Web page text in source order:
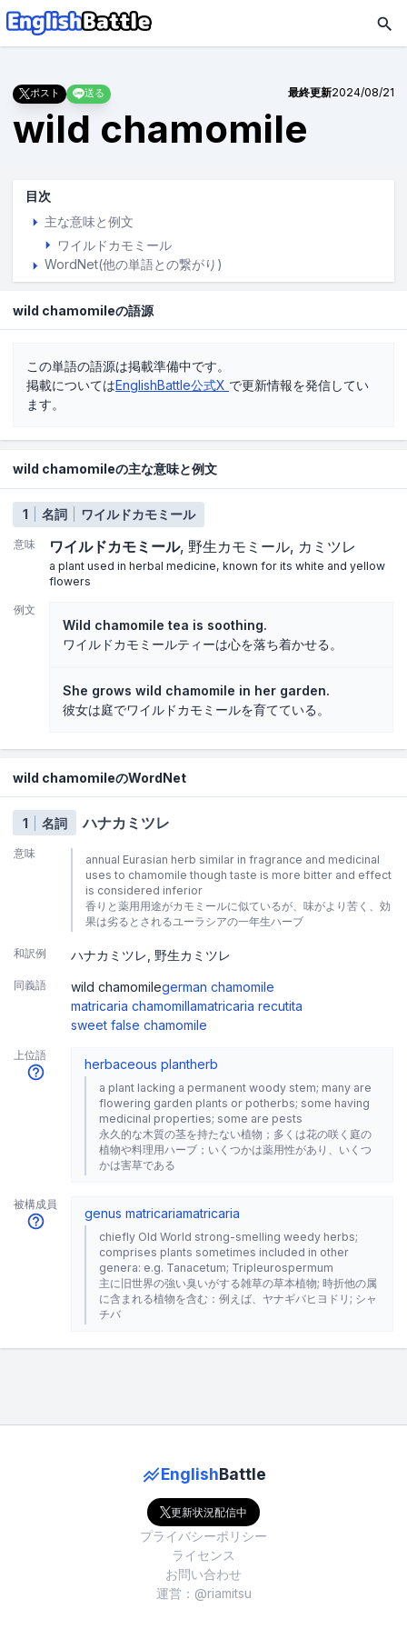
ポスト 送る 最終更新2024/08/21
wild chamomile
目次
主な意味と例文
ワイルドカモミール
WordNet(他の単語との繋がり)
wild chamomileの語源
この単語の語源は掲載準備中です。
掲載についてはEnglishBattle公式X で更新情報を発信してい
ます。
wild chamomileの主な意味と例文
1 名詞 ワイルドカモミール
意味 ワイルドカモミール 野生カモミール カミツレ
a plant used in herbal medicine, known for its white and yellow
flowers
例文
Wild chamomile tea is soothing.
ワイルドカモミールティーは心を落ち着かせる。
She grows wild chamomile in her garden.
彼女は庭でワイルドカモミールを育てている。
wild chamomileのWordNet
1 名詞 ハナカミツレ
意味
annual Eurasian herb similar in fragrance and medicinal
uses to chamomile though taste is more bitter and effect
is considered inferior
香りと薬用用途がカモミールに似ているが、味がより苦く、効
果は劣るとされるユーラシアの一年生ハーブ
和訳例 ハナカミツレ 野生カミツレ
同義語 wild chamomilegerman chamomile
matricaria chamomillamatricaria recutita
sweet false chamomile
上位語
herbaceous plantherb
a plant lacking a permanent woody stem; many are
flowering garden plants or potherbs; some having
medicinal properties; some are pests
永久的な木質の茎を持たない植物；多くは花の咲く庭の
植物や料理用ハーブ；いくつかは薬用性があり、いくつ
かは害草である
被構成員
genus matricariamatricaria
chiefly Old World strong-smelling weedy herbs;
comprises plants sometimes included in other
genera: e.g. Tanacetum; Tripleurospermum
主に旧世界の強い臭いがする雑草の草本植物; 時折他の属
に含まれる植物を含む：例えば、ヤナギバヒヨドリ; シャ
チバ
EnglishBattle
更新状況配信中
プライバシーポリシー
ライセンス
お問い合わせ
運営：@riamitsu